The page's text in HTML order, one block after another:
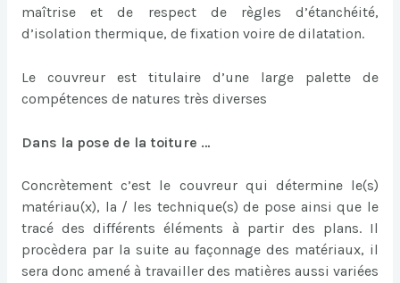
maîtrise et de respect de règles d’étanchéité,
d’isolation thermique, de fixation voire de dilatation.
Le couvreur est titulaire d’une large palette de
compétences de natures très diverses
Dans la pose de la toiture …
Concrètement c’est le couvreur qui détermine le(s)
matériau(x), la / les technique(s) de pose ainsi que le
tracé des différents éléments à partir des plans. Il
procèdera par la suite au façonnage des matériaux, il
sera donc amené à travailler des matières aussi variées